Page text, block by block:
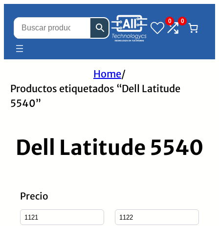
0 0
Home/
Productos etiquetados “Dell Latitude
5540”
Dell Latitude 5540
Precio